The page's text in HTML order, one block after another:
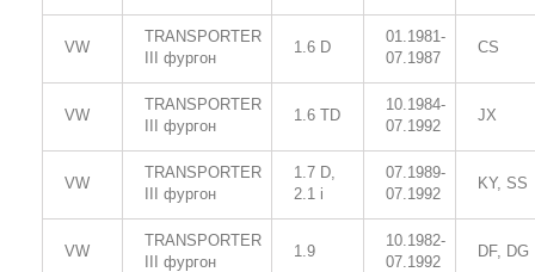
VW
TRANSPORTER
III фургон
1.6 D
01.1981-
07.1987
CS
VW
TRANSPORTER
III фургон
1.6 TD
10.1984-
07.1992
JX
VW
TRANSPORTER
III фургон
1.7 D,
2.1 i
07.1989-
07.1992
KY, SS
VW
TRANSPORTER
III фургон
1.9
10.1982-
07.1992
DF, DG